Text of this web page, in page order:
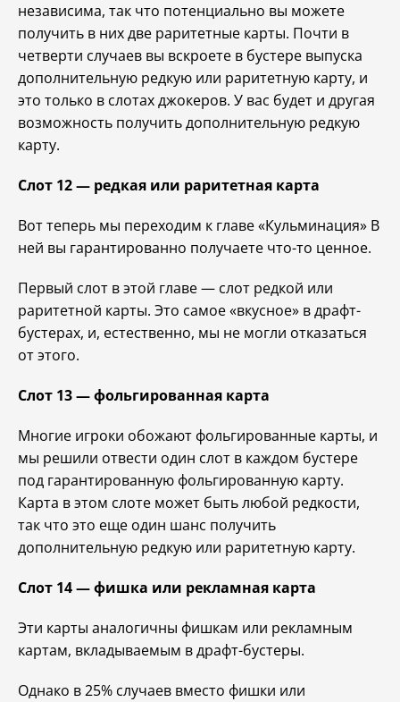
независима, так что потенциально вы можете
получить в них две раритетные карты. Почти в
четверти случаев вы вскроете в бустере выпуска
дополнительную редкую или раритетную карту, и
это только в слотах джокеров. У вас будет и другая
возможность получить дополнительную редкую
карту.
Слот 12 — редкая или раритетная карта
Вот теперь мы переходим к главе «Кульминация» В
ней вы гарантированно получаете что-то ценное.
Первый слот в этой главе — слот редкой или
раритетной карты. Это самое «вкусное» в драфт-
бустерах, и, естественно, мы не могли отказаться
от этого.
Слот 13 — фольгированная карта
Многие игроки обожают фольгированные карты, и
мы решили отвести один слот в каждом бустере
под гарантированную фольгированную карту.
Карта в этом слоте может быть любой редкости,
так что это еще один шанс получить
дополнительную редкую или раритетную карту.
Слот 14 — фишка или рекламная карта
Эти карты аналогичны фишкам или рекламным
картам, вкладываемым в драфт-бустеры.
Однако в 25% случаев вместо фишки или